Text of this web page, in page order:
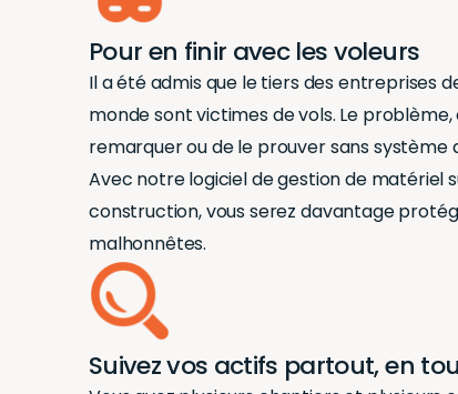
Pour en finir avec les voleurs
Il a été admis que le tiers desentreprises
monde sont victimes de vols. Le problème,
remarquer ou de le prouver sans système
Avec notrelogiciel de gestionde matériel
construction, vous serez davantage
malhonnêtes.
Suivez vos actifs partout, en